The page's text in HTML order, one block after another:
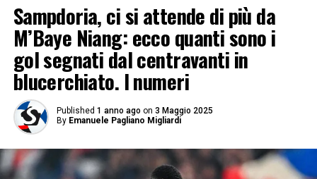
Sampdoria, ci si attende di più da
M’Baye Niang: ecco quanti sono i
gol segnati dal centravanti in
blucerchiato. I numeri
Published 1 anno ago on 3 Maggio 2025
By Emanuele Pagliano Migliardi